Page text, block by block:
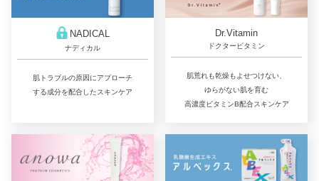
NADICAL
ナディカル
肌トラブルの原因にアプローチ
する成分を配合したスキンケア
Dr.Vitamin
ドクタービタミン
肌荒れも乾燥もよせつけない、
ゆらがない肌を育む
高濃度ビタミンB配合スキンケア